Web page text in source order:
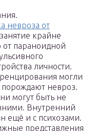
невроза от
занятие крайне
от параноидной
личности.
могли
невроз.
могут быть не
Внутренний
ещё и с психозами.
представления